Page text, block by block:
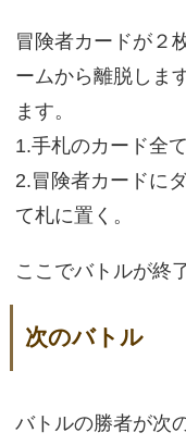
冒険者カードが２
ームから離脱しま
ます。
1.手札のカード全
2.冒険者カードに
て札に置く。
ここでバトルが終
次のバトル
バトルの勝者が次